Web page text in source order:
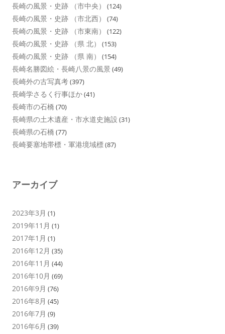
長崎の風景・史跡 （市中央） (124)
長崎の風景・史跡 （市北西） (74)
長崎の風景・史跡 （市東南） (122)
長崎の風景・史跡 （県 北） (153)
長崎の風景・史跡 （県 南） (154)
長崎名勝図絵・長崎八景の風景 (49)
長崎外の古写真考(397)
長崎学さるく行事ほか(41)
長崎市の石橋 (70)
長崎県の土木遺産・市水道史施設 (31)
長崎県の石橋 (77)
長崎要塞地帯標・軍港境域標(87)
アーカイブ
2023年3月 (1)
2019年11月 (1)
2017年1月 (1)
2016年12月 (35)
2016年11月 (44)
2016年10月 (69)
2016年9月 (76)
2016年8月 (45)
2016年7月 (9)
2016年6月 (39)